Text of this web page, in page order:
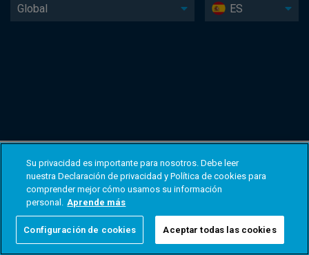
Global ES
Su privacidad es importante para nosotros. Debe leer
nuestra Declaración de privacidad y Política de cookies para
comprender mejor cómo usamos su información
personal. Aprende más
Configuración de cookies Aceptar todas las cookies